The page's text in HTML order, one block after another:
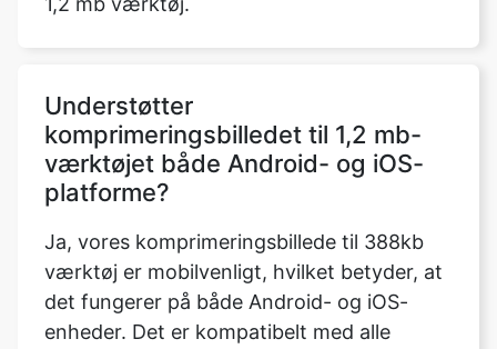
Understøtter
platforme?
Ja, vores komprimeringsbillede til 388kb
værktøj er mobilvenligt, hvilket betyder, at
det fungerer på både Android- og iOS-
enheder. Det er kompatibelt med alle
operativsystemer. Det er udviklet med den
nyeste kode og funktioner, så brugeren
kan komprimere ethvert billede indsendt af